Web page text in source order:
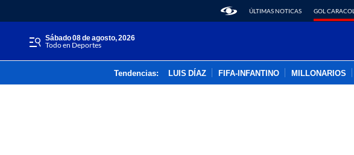
ÚLTIMAS NOTICAS GOL CARACOL
sábado 08 de agosto, 2026
Todo en Deportes
Tendencias: LUIS DÍAZ FIFA-INFANTINO MILLONARIOS